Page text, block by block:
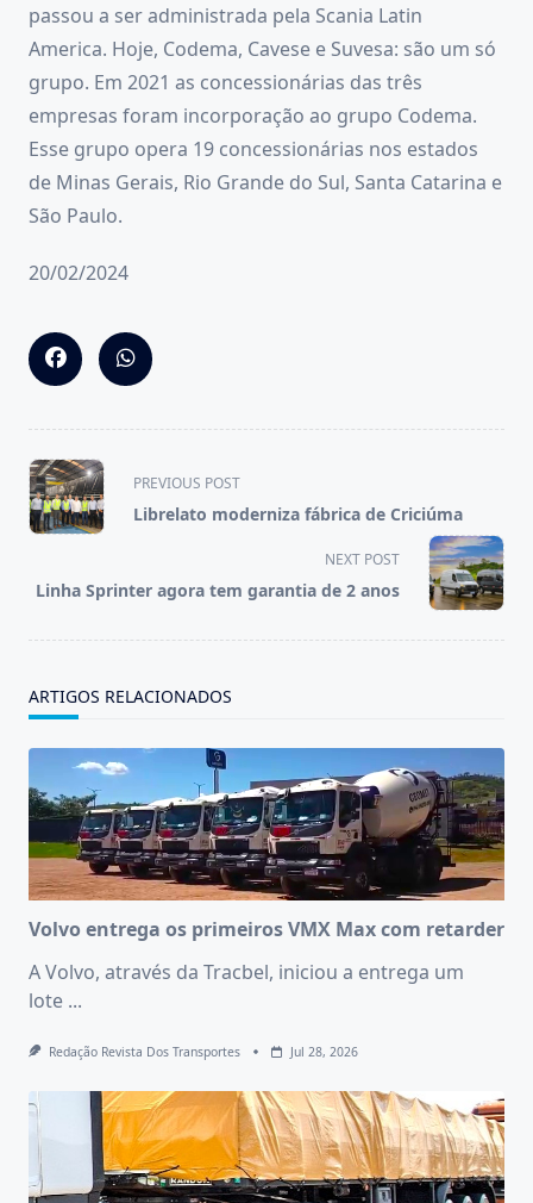
passou a ser administrada pela Scania Latin
America. Hoje, Codema, Cavese e Suvesa: são um só
grupo. Em 2021 as concessionárias das três
empresas foram incorporação ao grupo Codema.
Esse grupo opera 19 concessionárias nos estados
de Minas Gerais, Rio Grande do Sul, Santa Catarina e
São Paulo.
20/02/2024
<span
class="nav-
subtitle
reader-
PREVIOUS POST
Librelato moderniza fábrica de Criciúma
NEXT POST
Linha Sprinter agora tem garantia de 2 anos
ARTIGOS RELACIONADOS
Volvo entrega os primeiros VMX Max com retarder
A Volvo, através da Tracbel, iniciou a entrega um
lote ...
Redação Revista Dos Transportes Jul 28, 2026